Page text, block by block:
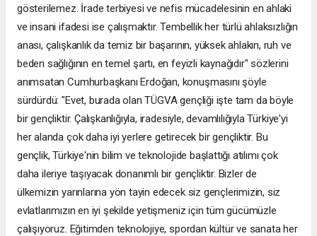
gösterilemez. İrade terbiyesi ve nefis mücadelesinin en ahlaki
ve insani ifadesi ise çalışmaktır. Tembellik her türlü ahlaksızlığın
anası, çalışkanlık da temiz bir başarının, yüksek ahlakın, ruh ve
beden sağlığının en temel şartı, en feyizli kaynağıdır" sözlerini
anımsatan Cumhurbaşkanı Erdoğan, konuşmasını şöyle
sürdürdü: "Evet, burada olan TÜGVA gençliği işte tam da böyle
bir gençliktir. Çalışkanlığıyla, iradesiyle, devamlılığıyla Türkiye'yi
her alanda çok daha iyi yerlere getirecek bir gençliktir. Bu
gençlik, Türkiye'nin bilim ve teknolojide başlattığı atılımı çok
daha ileriye taşıyacak donanımlı bir gençliktir. Bizler de
ülkemizin yarınlarına yön tayin edecek siz gençlerimizin, siz
evlatlarımızın en iyi şekilde yetişmeniz için tüm gücümüzle
çalışıyoruz. Eğitimden teknolojiye, spordan kültür ve sanata her